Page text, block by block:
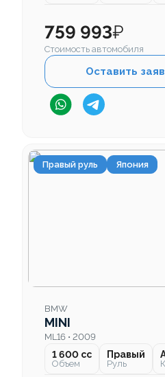
759 993₽
Стоимость автомобиля
Оставить
Правый руль Япония
BMW
MINI
ML16 • 2009
1 600 cc
Объем
Правый
Руль